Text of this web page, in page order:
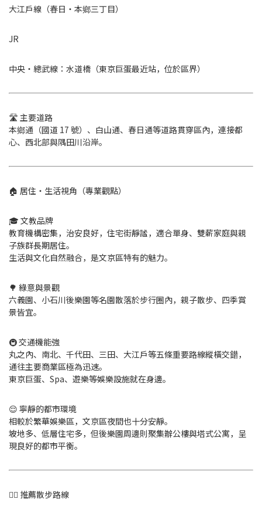
大江戶線（春日・本鄉三丁目）
JR
中央・總武線：水道橋（東京巨蛋最近站，位於區界）
🛣 主要道路
本鄉通（國道 17 號）、白山通、春日通等道路貫穿區內，連接都
心、西北部與隅田川沿岸。
🏠 居住・生活視角（專業觀點）
🎓 文教品牌
教育機構密集，治安良好，住宅街靜謐，適合單身、雙薪家庭與親
子族群長期居住。
生活與文化自然融合，是文京區特有的魅力。
🌳 綠意與景觀
六義園、小石川後樂園等名園散落於步行圈內，親子散步、四季賞
景皆宜。
🚇 交通機能強
丸之內、南北、千代田、三田、大江戶等五條重要路線縱橫交錯，
通往主要商業區極為迅速。
東京巨蛋、Spa、遊樂等娛樂設施就在身邊。
😌 寧靜的都市環境
相較於繁華娛樂區，文京區夜間也十分安靜。
坡地多、低層住宅多，但後樂園周邊則聚集辦公樓與塔式公寓，呈
現良好的都市平衡。
🚶‍♂️ 推薦散步路線